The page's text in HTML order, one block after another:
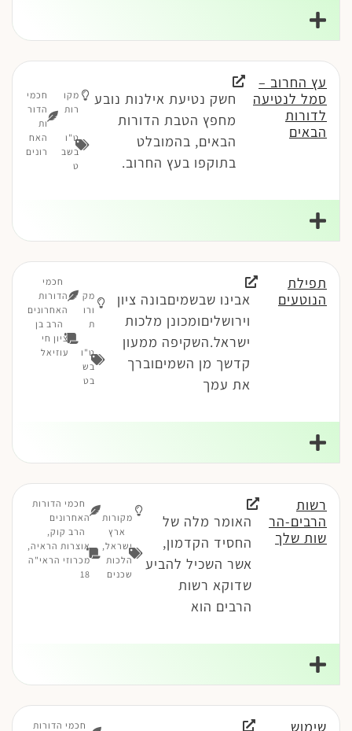
עץ החרוב –
סמל לנטיעה
לדורות
הבאים
חשק נטיעת אילנות נובע
מחפץ הטבת הדורות
הבאים, בהמובלט
בתוקפו בעץ החרוב.
מקו
רות
ט"ו
בשב
ט
חכמי
הדור
ות
האח
רונים
תפילת
הנוטעים
אבינו שבשמיםבונה ציון
וירושליםומכונן מלכות
ישראל.השקיפה ממעון
קדשך מן השמיםוברך
את עמך
מק
ורו
ת
ט"ו
בש
בט
חכמי
הדורות
האחרונים
הרב בן
ציון חי
עוזיאל
רשות
הרבים-הר
שות שלך
האומר מלה של
החסיד הקדמון,
אשר השכיל להביע
שדוקא רשות
הרבים הוא
מקורות
ארץ
ישראל,
הלכות
שכנים
חכמי הדורות
האחרונים
הרב קוק,
אוצרות הראיה,
מכרוזי הראי"ה
18
שימוש חכמי הדורות